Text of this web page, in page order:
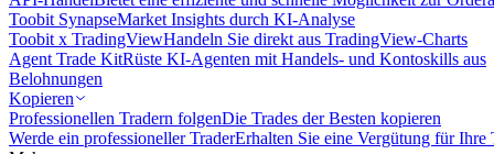
Toobit SynapseMarket Insights durch KI-Analyse
Toobit x TradingViewHandeln Sie direkt aus TradingView-Charts
Agent Trade KitRüste KI-Agenten mit Handels- und Kontoskills aus
Belohnungen
Kopieren
Professionellen Tradern folgenDie Trades der Besten kopieren
Werde ein professioneller TraderErhalten Sie eine Vergütung für Ihre